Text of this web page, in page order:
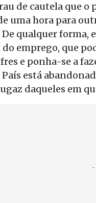
de cautela que
uma hora para
qualquer forma,
emprego, que
e ponha-se a
está
daqueles em